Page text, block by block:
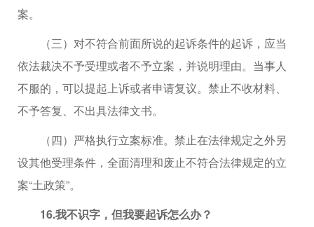
案。
（三）对不符合前面所说的起诉条件的起诉，应当
依法裁决不予受理或者不予立案，并说明理由。当事人
不服的，可以提起上诉或者申请复议。禁止不收材料、
不予答复、不出具法律文书。
（四）严格执行立案标准。禁止在法律规定之外另
设其他受理条件，全面清理和废止不符合法律规定的立
案“土政策”。
16.我不识字，但我要起诉怎么办？